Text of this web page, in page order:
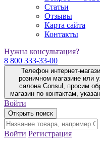
Статьи
Отзывы
Карта сайта
Контакты
Нужна консультация?
8 800 333-33-00
Телефон интернет-
розничном магазине или
салона Consul, просим
магазин по контактам,
Войти
Открыть поиск
Войти Регистрация